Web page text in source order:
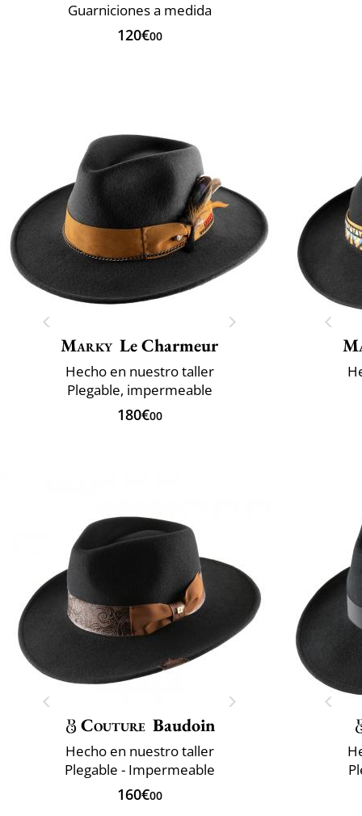
Guarniciones a medida
120€00
Marky Le Charmeur
Hecho en nuestro taller
Plegable, impermeable
180€00
Couture Baudoin
Hecho en nuestro taller
Plegable - Impermeable
160€00